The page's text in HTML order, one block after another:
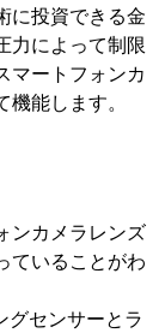
に投資できる金
力によって制限
マートフォンカ
能します。
ンカメラレンズ
ていることがわ
グセンサーとラ